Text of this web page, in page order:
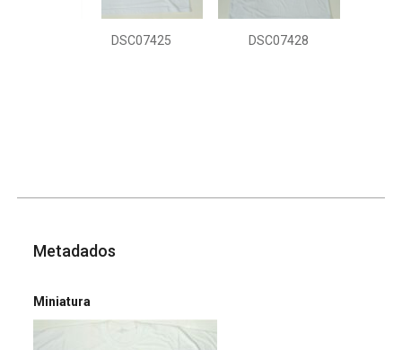
DSC07425 DSC07428
Metadados
Miniatura